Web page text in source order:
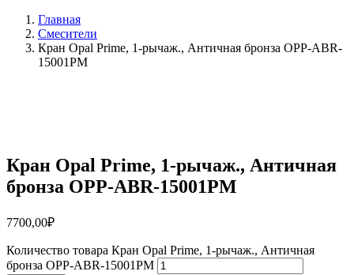
Главная
Смесители
Кран Opal Prime, 1-рычаж., Античная бронза OPP-ABR-
15001PM
Кран Opal Prime, 1-рычаж., Античная
бронза OPP-ABR-15001PM
7700,00₽
Количество товара Кран Opal Prime, 1-рычаж., Античная
бронза OPP-ABR-15001PM